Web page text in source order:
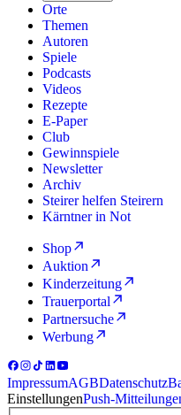
Orte
Themen
Autoren
Spiele
Podcasts
Videos
Rezepte
E-Paper
Club
Gewinnspiele
Newsletter
Archiv
Steirer helfen Steirern
Kärntner in Not
Shop
Auktion
Kinderzeitung
Trauerportal
Partnersuche
Werbung
ImpressumAGBDatenschutz
EinstellungenPush-